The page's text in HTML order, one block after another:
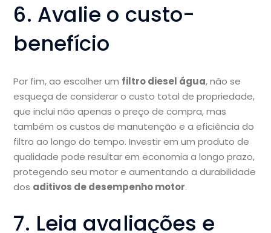
6. Avalie o custo-
benefício
Por fim, ao escolher um filtro diesel água, não se
esqueça de considerar o custo total de propriedade,
que inclui não apenas o preço de compra, mas
também os custos de manutenção e a eficiência do
filtro ao longo do tempo. Investir em um produto de
qualidade pode resultar em economia a longo prazo,
protegendo seu motor e aumentando a durabilidade
dos aditivos de desempenho motor.
7. Leia avaliações e